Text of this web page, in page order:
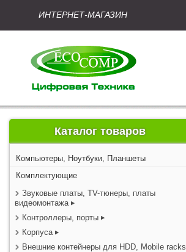
ИНТЕРНЕТ-МАГАЗИН
Каталог товаров
Компьютеры, Ноутбуки, Планшеты
Комплектующие
Звуковые платы, TV-тюнеры, платы
видеомонтажа
Контроллеры, порты
Корпуса
Внешние контейнеры для HDD, Mobile racks